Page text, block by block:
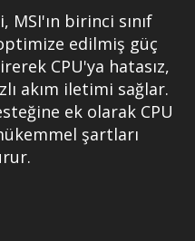
birinci sınıf
edilmiş güç
CPU'ya hatasız,
akım iletimi sağlar.
ek olarak CPU
şartları